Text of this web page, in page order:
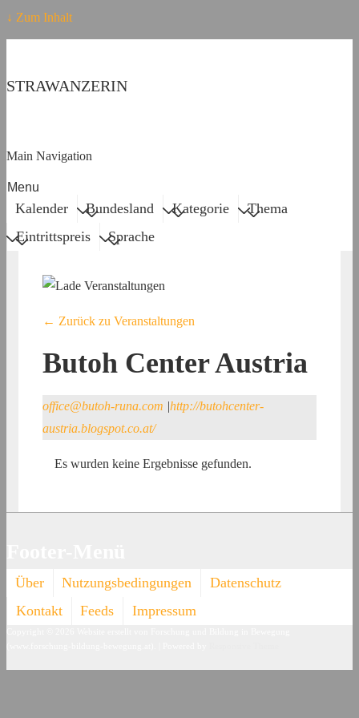
↓ Zum Inhalt
STRAWANZERIN
Main Navigation
Menu
Kalender Bundesland Kategorie
Thema
Eintrittspreis
Sprache
← Zurück zu Veranstaltungen
Butoh Center Austria
office@butoh-runa.com |http://butohcenter-
austria.blogspot.co.at/
Es wurden keine Ergebnisse gefunden.
Über Nutzungsbedingungen
Datenschutz
Kontakt
Feeds Impressum